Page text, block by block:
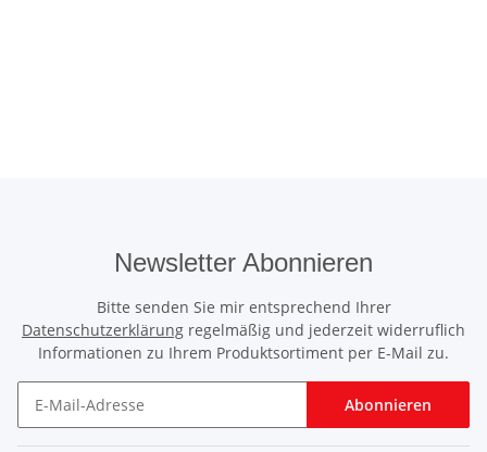
Newsletter Abonnieren
Bitte senden Sie mir entsprechend Ihrer
Datenschutzerklärung regelmäßig und jederzeit widerruflich
Informationen zu Ihrem Produktsortiment per E-Mail zu.
Abonnieren